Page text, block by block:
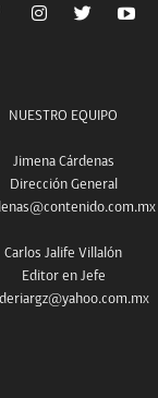
NUESTRO EQUIPO
Jimena Cárdenas
Dirección General
Carlos Jalife Villalón
Editor en Jefe